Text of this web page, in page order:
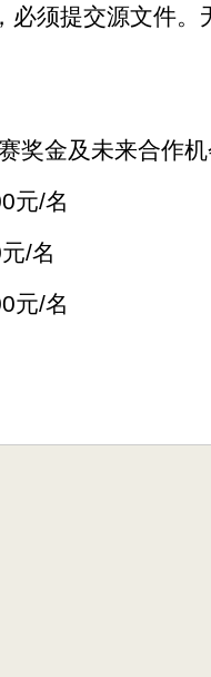
必须提交源文件。
奖金及未来合作
元/名
元/名
元/名